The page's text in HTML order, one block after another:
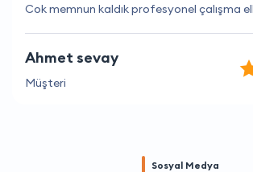
Cok memnun kaldık profesyonel çalışma
Ahmet sevay
Müşteri
Sosyal Medya